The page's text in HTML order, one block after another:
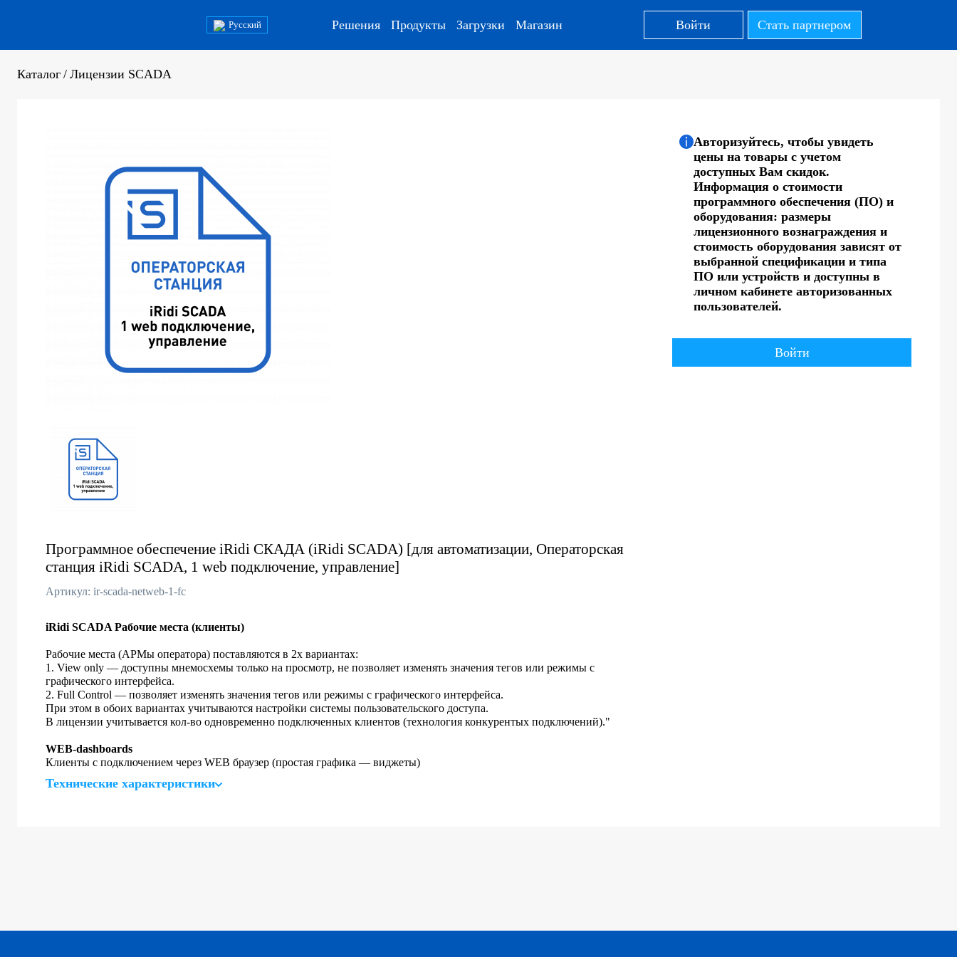
Русский Решения Продукты Загрузки Магазин Войти Стать партнером
Каталог / Лицензии SCADA
Программное обеспечение iRidi СКАДА (iRidi SCADA) [для автоматизации, Операторская
станция iRidi SCADA, 1 web подключение, управление]
Артикул: ir-scada-netweb-1-fc
iRidi SCADA Рабочие места (клиенты)
Рабочие места (АРМы оператора) поставляются в 2х вариантах:
1. View only — доступны мнемосхемы только на просмотр, не позволяет изменять значения тегов или режимы с
графического интерфейса.
2. Full Control — позволяет изменять значения тегов или режимы с графического интерфейса.
При этом в обоих вариантах учитываются настройки системы пользовательского доступа.
В лицензии учитывается кол-во одновременно подключенных клиентов (технология конкурентых подключений)."
WEB-dashboards
Клиенты с подключением через WEB браузер (простая графика — виджеты)
Технические характеристики
Авторизуйтесь, чтобы увидеть
цены на товары с учетом
доступных Вам скидок.
Информация о стоимости
программного обеспечения (ПО) и
оборудования: размеры
лицензионного вознаграждения и
стоимость оборудования зависят от
выбранной спецификации и типа
ПО или устройств и доступны в
личном кабинете авторизованных
пользователей.
Войти